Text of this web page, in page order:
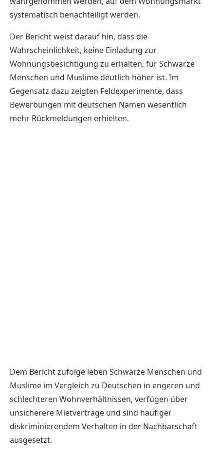
systematisch benachteiligt werden.
Der Bericht weist darauf hin, dass die
Wahrscheinlichkeit, keine Einladung zur
Wohnungsbesichtigung zu erhalten, für Schwarze
Menschen und Muslime deutlich höher ist. Im
Gegensatz dazu zeigten Feldexperimente, dass
Bewerbungen mit deutschen Namen wesentlich
mehr Rückmeldungen erhielten.
Dem Bericht zufolge leben Schwarze Menschen und
Muslime im Vergleich zu Deutschen in engeren und
schlechteren Wohnverhältnissen, verfügen über
unsicherere Mietverträge und sind häufiger
diskriminierendem Verhalten in der Nachbarschaft
ausgesetzt.